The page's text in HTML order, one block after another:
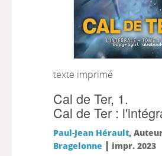
texte imprimé
Cal de Ter, 1.
Cal de Ter :
Paul-Jean Hérault,
Bragelonne | impr. 2023